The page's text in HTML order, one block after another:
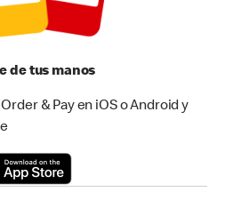
de tus manos
& Pay en iOS o Android y